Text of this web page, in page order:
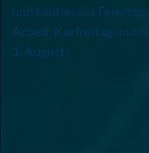
und kantonaler
Arbeit, Karfreitagund
1. August).